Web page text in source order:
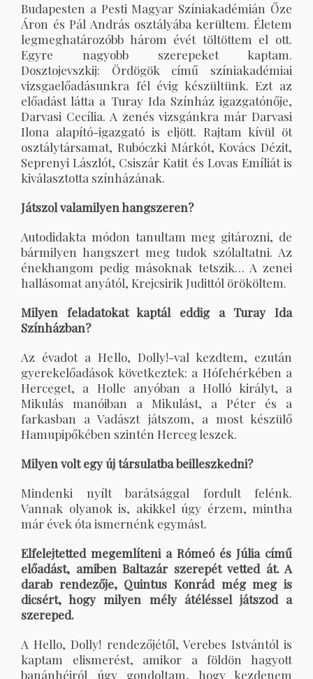
Budapesten a Pesti Magyar Színiakadémián Őze
Áron és Pál András osztályába kerültem. Életem
legmeghatározóbb három évét töltöttem el ott.
Egyre nagyobb szerepeket kaptam.
Dosztojevszkij: Ördögök című színiakadémiai
vizsgaelőadásunkra fél évig készültünk. Ezt az
előadást látta a Turay Ida Színház igazgatónője,
Darvasi Cecília. A zenés vizsgánkra már Darvasi
Ilona alapító-igazgató is eljött. Rajtam kívül öt
osztálytársamat, Rubóczki Márkót, Kovács Dézit,
Seprenyi Lászlót, Csiszár Katit és Lovas Emíliát is
kiválasztotta színházának.
Játszol valamilyen hangszeren?
Autodidakta módon tanultam meg gitározni, de
bármilyen hangszert meg tudok szólaltatni. Az
énekhangom pedig másoknak tetszik… A zenei
hallásomat anyától, Krejcsirik Judittól örököltem.
Milyen feladatokat kaptál eddig a Turay Ida
Színházban?
Az évadot a Hello, Dolly!-val kezdtem, ezután
gyerekelőadások következtek: a Hófehérkében a
Herceget, a Holle anyóban a Holló királyt, a
Mikulás manóiban a Mikulást, a Péter és a
farkasban a Vadászt játszom, a most készülő
Hamupipőkében szintén Herceg leszek.
Milyen volt egy új társulatba beilleszkedni?
Mindenki nyílt barátsággal fordult felénk.
Vannak olyanok is, akikkel úgy érzem, mintha
már évek óta ismernénk egymást.
Elfelejtetted megemlíteni a Rómeó és Júlia című
előadást, amiben Baltazár szerepét vetted át. A
darab rendezője, Quintus Konrád még meg is
dicsért, hogy milyen mély átéléssel játszod a
szereped.
A Hello, Dolly! rendezőjétől, Verebes Istvántól is
kaptam elismerést, amikor a földön hagyott
banánhéjról úgy gondoltam, hogy kezdenem